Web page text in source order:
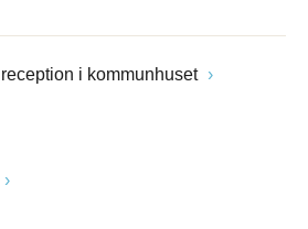
i kommunhuset